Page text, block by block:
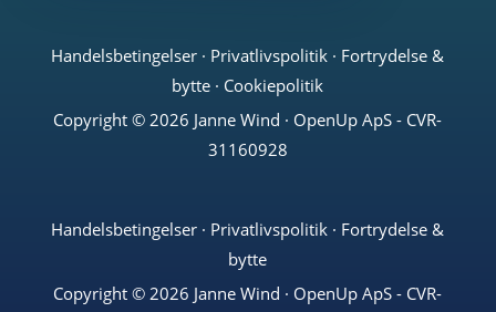
Handelsbetingelser · Privatlivspolitik · Fortrydelse &
bytte · Cookiepolitik
Copyright © 2026 Janne Wind · OpenUp ApS - CVR-
31160928
Handelsbetingelser · Privatlivspolitik · Fortrydelse &
bytte
Copyright © 2026 Janne Wind · OpenUp ApS - CVR-